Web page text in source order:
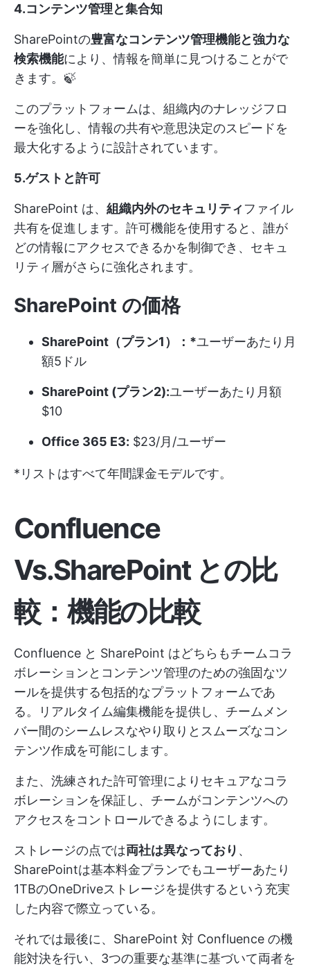
4.コンテンツ管理と集合知
SharePointの豊富なコンテンツ管理機能と強力な
検索機能により、情報を簡単に見つけることがで
きます。🍃
このプラットフォームは、組織内のナレッジフロ
ーを強化し、情報の共有や意思決定のスピードを
最大化するように設計されています。
5.ゲストと許可
SharePoint は、 組織内外のセキュリティファイル
共有を促進します。許可機能を使用すると、誰が
どの情報にアクセスできるかを制御でき、セキュ
リティ層がさらに強化されます。
SharePoint の価格
SharePoint（プラン1）：*ユーザーあたり月
額5ドル
SharePoint (プラン2):ユーザーあたり月額
$10
Office 365 E3: $23/月/ユーザー
*リストはすべて年間課金モデルです。
Confluence
Vs.SharePoint との比
較：機能の比較
Confluence と SharePoint はどちらもチームコラ
ボレーションとコンテンツ管理のための強固なツ
ールを提供する包括的なプラットフォームであ
る。リアルタイム編集機能を提供し、チームメン
バー間のシームレスなやり取りとスムーズなコン
テンツ作成を可能にします。
また、洗練された許可管理によりセキュアなコラ
ボレーションを保証し、チームがコンテンツへの
アクセスをコントロールできるようにします。
ストレージの点では両社は異なっており 、
SharePointは基本料金プランでもユーザーあたり
1TBのOneDriveストレージを提供するという充実
した内容で際立っている。
それでは最後に、SharePoint 対 Confluence の機
能対決を行い、3つの重要な基準に基づいて両者を